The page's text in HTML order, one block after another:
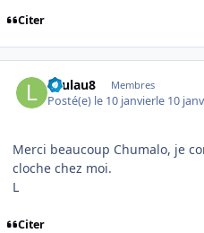
Citer
Laulau8 Membres
Posté(e) le 10 janvierle 10
Merci beaucoup Chumalo, je
cloche chez moi.
L
Citer